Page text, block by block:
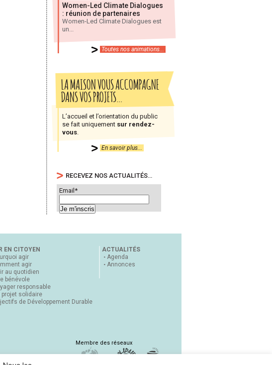
Women-Led Climate Dialogues
: réunion de partenaires
Women-Led Climate Dialogues est
un...
Toutes nos animations...
LA MAISON VOUS ACCOMPAGNE
DANS VOS PROJETS…
L’accueil et l’orientation du public
se fait uniquement sur rendez-
vous
En savoir plus...
RECEVEZ NOS ACTUALITÉS…
Email*
EN CITOYEN
agir
agir
au quotidien
bénévole
responsable
projet solidaire
de Développement Durable
ACTUALITÉS
Agenda
Annonces
Membre des réseaux